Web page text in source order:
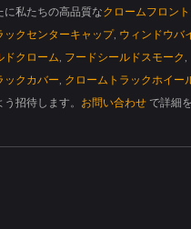
に私たちの高品質なクロームフロン
ックセンターキャップ, ウィンドウバ
ドクローム フードシールドスモーク
ックカバー クロームトラックホイー
招待します。 お問い合わせ で詳細